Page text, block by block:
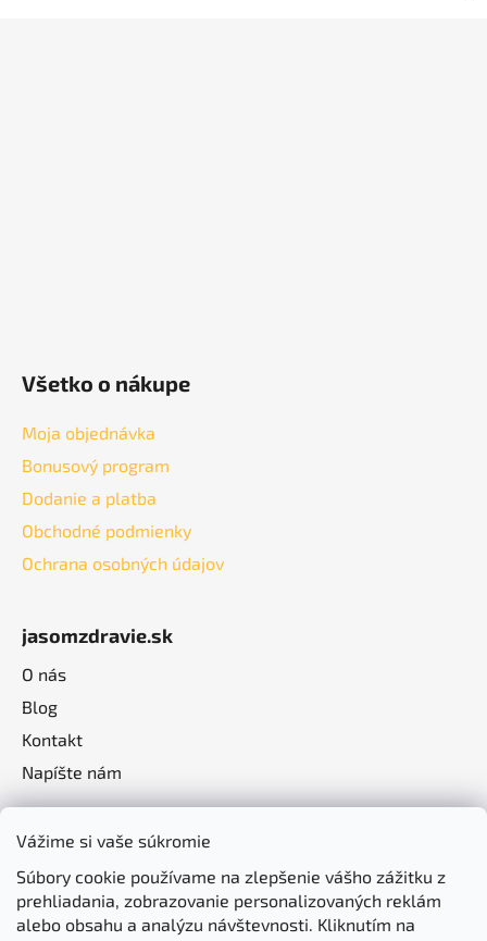
Vážime si vaše súkromie
Súbory cookie používame na zlepšenie vášho zážitku z
prehliadania, zobrazovanie personalizovaných reklám
alebo obsahu a analýzu návštevnosti. Kliknutím na
Všetko o nákupe
Moja objednávka
Bonusový program
Dodanie a platba
Obchodné podmienky
Ochrana osobných údajov
jasomzdravie.sk
O nás
Blog
Kontakt
Napíšte nám